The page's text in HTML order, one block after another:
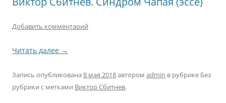
Добавить комментарий
Читать далее →
Запись опубликована 8 мая 2018автором admin в рубрике Без
рубрики с метками Виктор Сбитнев.